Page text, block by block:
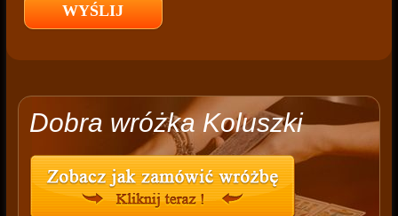
Dobra wróżka Koluszki